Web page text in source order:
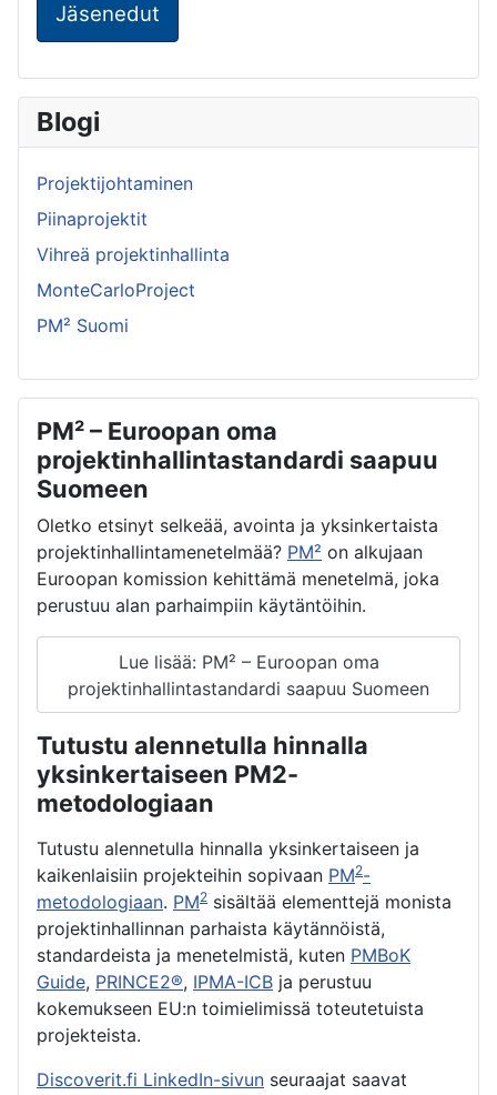
Jäsenedut
Blogi
Projektijohtaminen
Piinaprojektit
Vihreä projektinhallinta
MonteCarloProject
PM² Suomi
PM² – Euroopan oma
projektinhallintastandardi saapuu
Suomeen
Oletko etsinyt selkeää, avointa ja yksinkertaista
projektinhallintamenetelmää? PM² on alkujaan
Euroopan komission kehittämä menetelmä, joka
perustuu alan parhaimpiin käytäntöihin.
Lue lisää: PM² – Euroopan oma
projektinhallintastandardi saapuu Suomeen
Tutustu alennetulla hinnalla
yksinkertaiseen PM2-
metodologiaan
Tutustu alennetulla hinnalla yksinkertaiseen ja
kaikenlaisiin projekteihin sopivaan PM2-
metodologiaan. PM2 sisältää elementtejä monista
projektinhallinnan parhaista käytännöistä,
standardeista ja menetelmistä, kuten PMBoK
Guide, PRINCE2®, IPMA-ICB ja perustuu
kokemukseen EU:n toimielimissä toteutetuista
projekteista.
Discoverit.fi LinkedIn-sivun seuraajat saavat